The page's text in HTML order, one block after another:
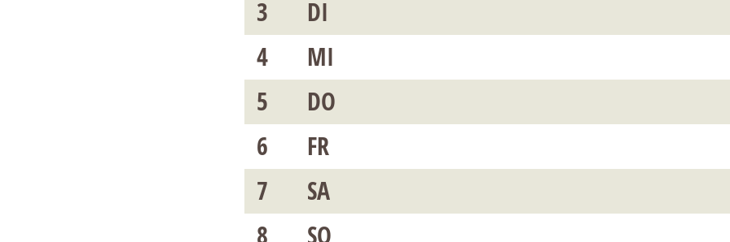
3
DI
4
MI
5
DO
6
FR
7
SA
8
SO